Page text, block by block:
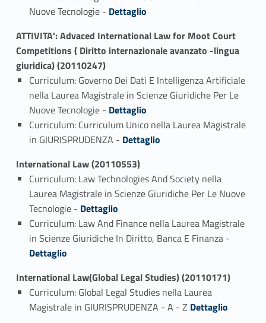
Nuove Tecnologie - Link identifier #identifier_person_109225-2
Dettaglio
ATTIVITA': Advaced International Law for Moot Court
Competitions ( Diritto internazionale avanzato -lingua
giuridica) (20110247)
Curriculum: Governo Dei Dati E Intelligenza Artificiale
nella Laurea Magistrale in Scienze Giuridiche Per Le
Nuove Tecnologie - Link identifier #identifier_person_168546-1
Dettaglio
Curriculum: Curriculum Unico nella Laurea Magistrale
in GIURISPRUDENZA - Link identifier #identifier_person_131239-2
Dettaglio
International Law (20110553)
Curriculum: Law Technologies And Society nella
Laurea Magistrale in Scienze Giuridiche Per Le Nuove
Tecnologie - Link identifier #identifier_person_38364-1
Dettaglio
Curriculum: Law And Finance nella Laurea Magistrale
in Scienze Giuridiche In Diritto, Banca E Finanza -
Dettaglio
International Law(Global Legal Studies) (20110171)
Curriculum: Global Legal Studies nella Laurea
Magistrale in GIURISPRUDENZA - A - Z Link identifier #identifier_person_175353-1
Dettaglio